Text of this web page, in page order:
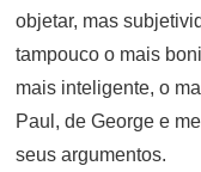
objetar, mas
tampouco o mais
mais inteligente, o
Paul, de George e
seus argumentos.